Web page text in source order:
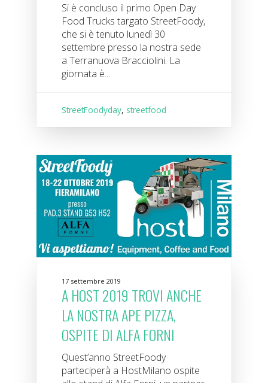
Si è concluso il primo Open Day
Food Trucks targato StreetFoody,
che si è tenuto lunedì 30
settembre presso la nostra sede
a Terranuova Bracciolini. La
giornata è...
StreetFoodyday, streetfood
17 settembre 2019
A HOST 2019 TROVI ANCHE
LA NOSTRA APE PIZZA,
OSPITE DI ALFA FORNI
Quest’anno StreetFoody
parteciperà a HostMilano ospite